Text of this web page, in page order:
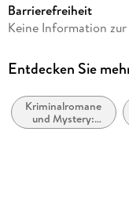
Autor/Autorin
Verlag/Hersteller
Produktart
kartoniert
Barrierefreiheit
Keine Information
Entdecken Sie
Kriminalromane
und Mystery:
Privatdetektive /